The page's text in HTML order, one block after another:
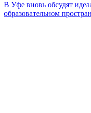
В Уфе вновь обсудят
образовательном